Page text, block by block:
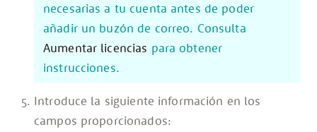
necesarias a tu cuenta antes de poder
añadir un buzón de correo. Consulta
Aumentar licencias para obtener
instrucciones.
Introduce la siguiente información en los
campos proporcionados: